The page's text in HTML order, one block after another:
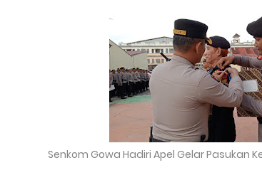
Senkom Gowa Hadiri Apel Gelar Pasukan